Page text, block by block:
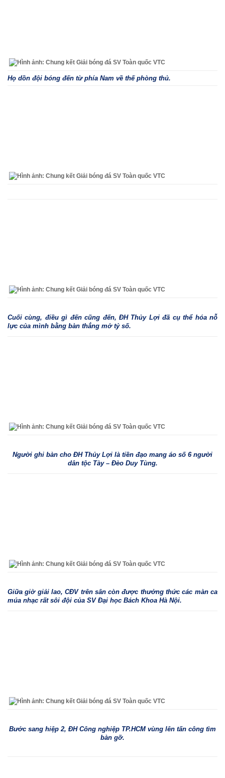
Họ dồn đội bóng đến từ phía Nam về thế phòng thủ.
Cuối cùng, điều gì đến cũng đến, ĐH Thủy Lợi đã cụ thể hóa nỗ
lực của mình bằng bàn thắng mở tỷ số.
Người ghi bàn cho ĐH Thủy Lợi là tiền đạo mang áo số 6 người
dân tộc Tày – Đèo Duy Tùng.
Giữa giờ giải lao, CĐV trên sân còn được thưởng thức các màn ca
múa nhạc rất sôi đội của SV Đại học Bách Khoa Hà Nội.
Bước sang hiệp 2, ĐH Công nghiệp TP.HCM vùng lên tấn công tìm
bàn gỡ.